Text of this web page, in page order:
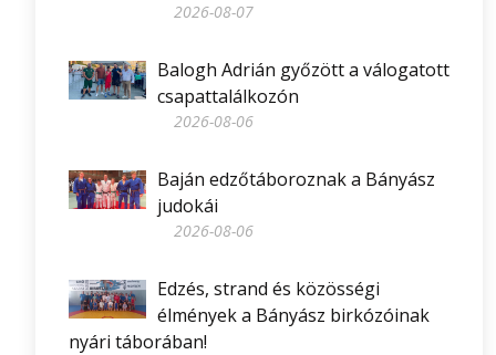
2026-08-07
Balogh Adrián győzött a válogatott
csapattalálkozón
2026-08-06
Baján edzőtáboroznak a Bányász
judokái
2026-08-06
Edzés, strand és közösségi
élmények a Bányász birkózóinak
nyári táborában!